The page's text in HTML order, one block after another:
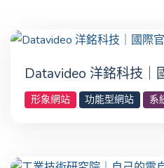
Datavideo 洋銘科技｜
形象網站 功能型網站 系